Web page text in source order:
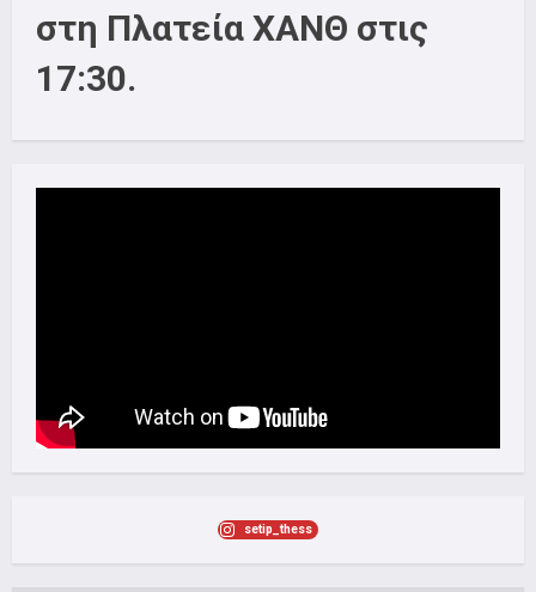
στη Πλατεία ΧΑΝΘ στις
17:30.
setip_thess